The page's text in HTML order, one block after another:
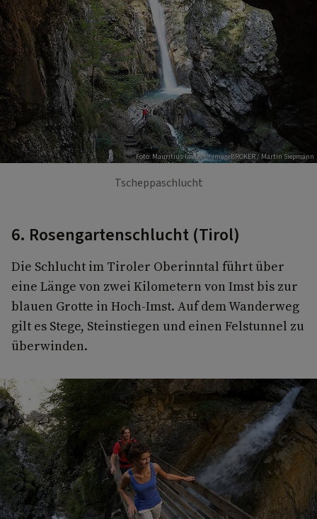
Foto: Mauritius Images / imageBROKER / Martin Siepmann
Tscheppaschlucht
6. Rosengartenschlucht (Tirol)
Die Schlucht im Tiroler Oberinntal führt über
eine Länge von zwei Kilometern von Imst bis zur
blauen Grotte in Hoch-Imst. Auf dem Wanderweg
gilt es Stege, Steinstiegen und einen Felstunnel zu
überwinden.